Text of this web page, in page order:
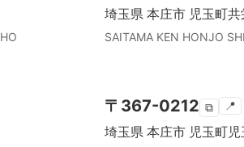
埼玉県 本庄市 児玉町共
SAITAMA KEN HONJO SHI
〒 367-0212 ⧉ 📍
埼玉県 本庄市 児玉町児